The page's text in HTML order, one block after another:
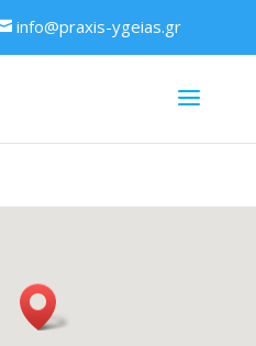
info@praxis-ygeias.gr